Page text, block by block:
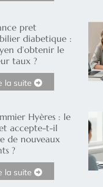
pret
diabetique :
d’obtenir le
taux ?
la suite
Hyères : le
accepte-t-il
de nouveaux
?
la suite